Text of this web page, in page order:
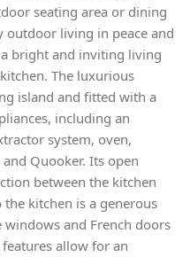
seating area or dining
living in peace and
bright and inviting living
The luxurious
island and fitted with a
including an
system, oven,
Quooker. Its open
between the kitchen
kitchen is a generous
and French doors
allow for an